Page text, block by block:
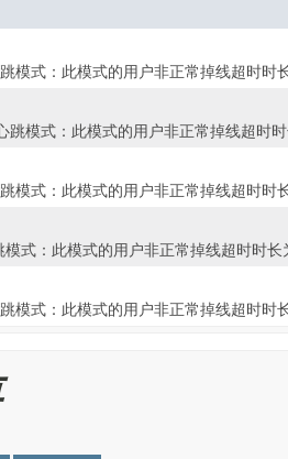
模式：此模式的用户非正常掉线超时
跳模式：此模式的用户非正常掉线超时
模式：此模式的用户非正常掉线超时
模式：此模式的用户非正常掉线超时时
模式：此模式的用户非正常掉线超时